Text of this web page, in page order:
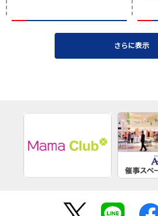
さらに表示